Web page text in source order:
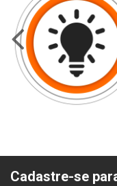
Cadastre-se